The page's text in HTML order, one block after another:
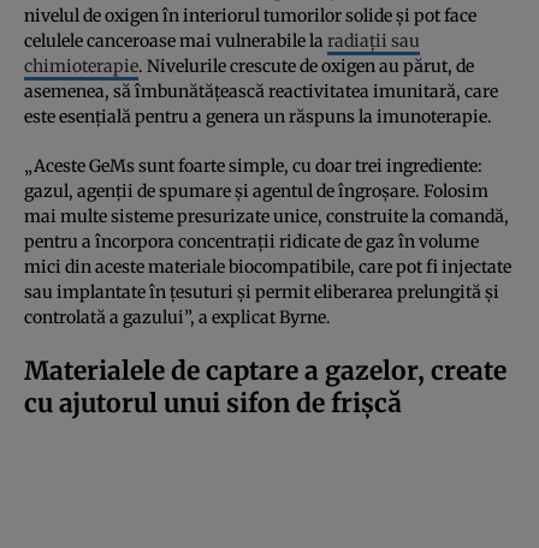
nivelul de oxigen în interiorul tumorilor solide și pot face
celulele canceroase mai vulnerabile la radiații sau
chimioterapie. Nivelurile crescute de oxigen au părut, de
asemenea, să îmbunătățească reactivitatea imunitară, care
este esențială pentru a genera un răspuns la imunoterapie.
„Aceste GeMs sunt foarte simple, cu doar trei ingrediente:
gazul, agenții de spumare și agentul de îngroșare. Folosim
mai multe sisteme presurizate unice, construite la comandă,
pentru a încorpora concentrații ridicate de gaz în volume
mici din aceste materiale biocompatibile, care pot fi injectate
sau implantate în țesuturi și permit eliberarea prelungită și
controlată a gazului”, a explicat Byrne.
Materialele de captare a gazelor, create
cu ajutorul unui sifon de frișcă